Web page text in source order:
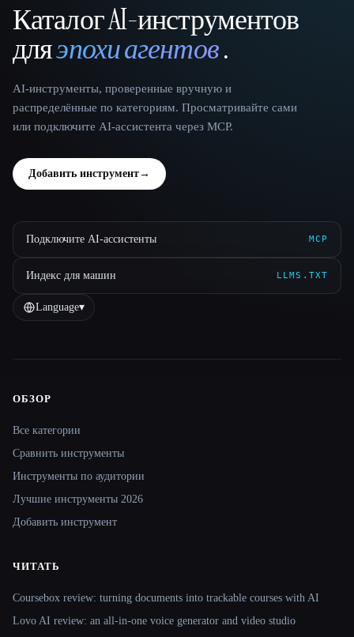
That AI Collection
Каталог AI-инструментов
дляэпохи агентов.
AI-инструменты, проверенные вручную и
распределённые по категориям. Просматривайте сами
или подключите AI-ассистента через MCP.
Добавить инструмент→
Подключите AI-ассистенты MCP
Индекс для машин LLMS.TXT
Language▾
ОБЗОР
Все категории
Сравнить инструменты
Инструменты по аудитории
Лучшие инструменты 2026
Добавить инструмент
ЧИТАТЬ
Coursebox review: turning documents into trackable courses with AI
Lovo AI review: an all-in-one voice generator and video studio